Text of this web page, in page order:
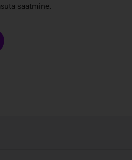
saatmine.